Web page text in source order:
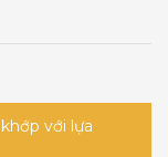
với lựa